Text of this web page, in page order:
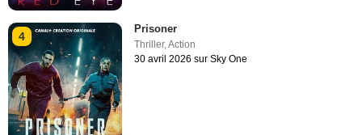
4
Prisoner
Thriller,Action
30 avril 2026 sur Sky One